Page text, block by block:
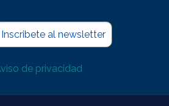
Inscribete al newsletter
de privacidad